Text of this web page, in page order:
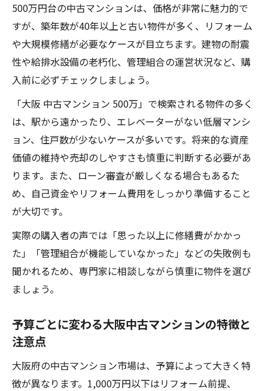
500万円台の中古マンションは、価格が非常に魅力的で
すが、築年数が40年以上と古い物件が多く、リフォーム
や大規模修繕が必要なケースが目立ちます。建物の耐震
性や給排水設備の老朽化、管理組合の運営状況など、購
入前に必ずチェックしましょう。
「大阪 中古マンション 500万」で検索される物件の多く
は、駅から遠かったり、エレベーターがない低層マンシ
ョン、住戸数が少ないケースが多いです。将来的な資産
価値の維持や売却のしやすさも慎重に判断する必要があ
ります。また、ローン審査が厳しくなる場合もあるた
め、自己資金やリフォーム費用をしっかり準備すること
が大切です。
実際の購入者の声では「思った以上に修繕費がかかっ
た」「管理組合が機能していなかった」などの失敗例も
聞かれるため、専門家に相談しながら慎重に物件を選び
ましょう。
予算ごとに変わる大阪中古マンションの特徴と
注意点
大阪府の中古マンション市場は、予算によって大きく特
徴が異なります。1,000万円以下はリフォーム前提、